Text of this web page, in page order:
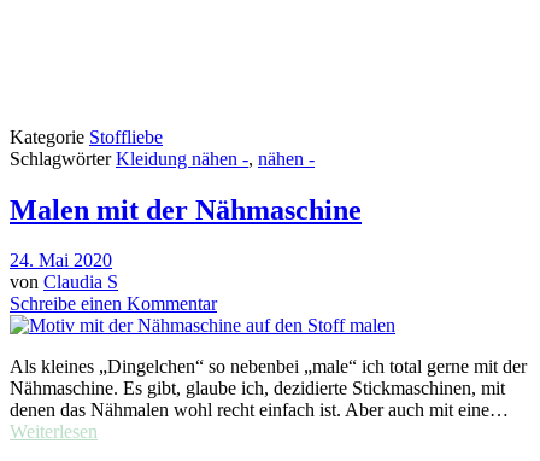
Kategorie Stoffliebe
SchlagwörterKleidung nähen -, nähen -
Malen mit der Nähmaschine
24. Mai 2020
von Claudia S
Schreibe einen Kommentar
Als kleines „Dingelchen“ so nebenbei „male“ ich total gerne mit der
Nähmaschine. Es gibt, glaube ich, dezidierte Stickmaschinen, mit
denen das Nähmalen wohl recht einfach ist. Aber auch mit eine…
Weiterlesen